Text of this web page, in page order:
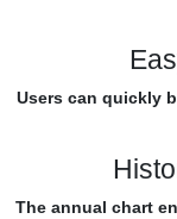
Users can quickly
The annual chart